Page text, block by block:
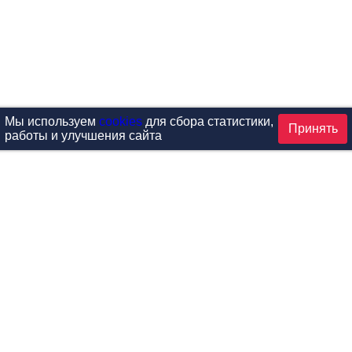
Мы используем cookiesдля сбора статистики,
работы и улучшения сайта
Принять